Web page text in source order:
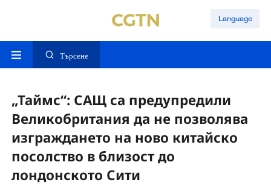
Language
Търсене
„Таймс“: САЩ са предупредили
Великобритания да не позволява
изграждането на ново китайско
посолство в близост до
лондонското Сити